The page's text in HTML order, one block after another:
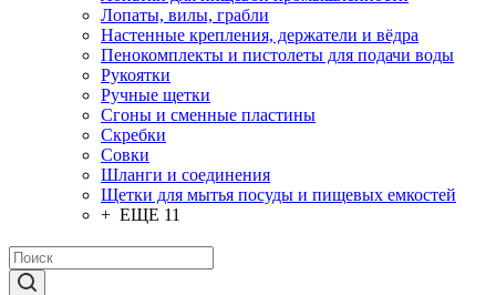
Лопаты, вилы, грабли
Настенные крепления, держатели и вёдра
Пенокомплекты и пистолеты для подачи воды
Рукоятки
Ручные щетки
Сгоны и сменные пластины
Скребки
Совки
Шланги и соединения
Щетки для мытья посуды и пищевых емкостей
+ ЕЩЕ 11